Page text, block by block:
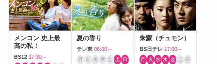
メンコン 史上最
高の私！
BS12 17:30～
夏の香り
テレ東 06:00～
月 火 水 木 金 土 日
朱蒙（チュモン）
BS日テレ 17:00～
月 火 水 木 金 土 日